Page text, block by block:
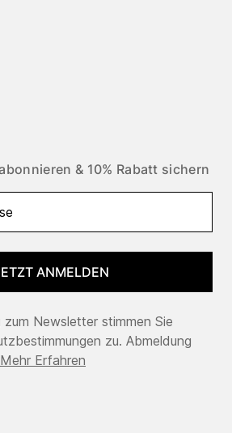
& 10% Rabatt sichern
ANMELDEN
Newsletter stimmen Sie
zu. Abmeldung
Mehr Erfahren